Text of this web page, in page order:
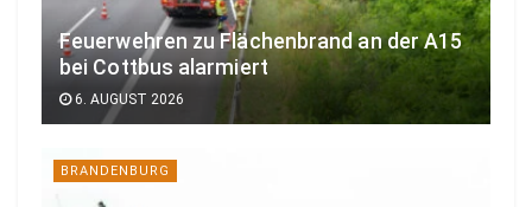
Feuerwehren zu Flächenbrand an der A15
bei Cottbus alarmiert
6. AUGUST 2026
BRANDENBURG